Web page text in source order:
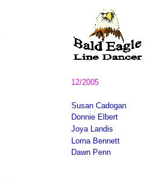
12/2005
Susan Cadogan
Donnie Elbert
Joya Landis
Lorna Bennett
Dawn Penn